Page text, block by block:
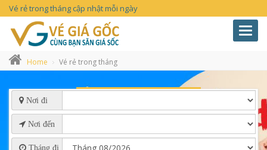
Vé rẻ trong tháng cập nhật mỗi ngày
Home Vé rẻ trong tháng
Nơi đi
Nơi đến
Tháng đi